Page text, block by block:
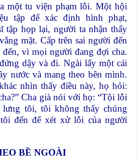
một tu viện phạm lỗi. Một hội
tập để xác định hình phạt,
tập họp lại, người ta nhận thấy
mặt. Cấp trên sai người đến
vì mọi người đang đợi cha.
dậy và đi. Ngài lấy một cái
nước và mang theo bên mình.
nhìn thấy điều này, họ hỏi:
Cha già nói với họ: “Tội lỗi
lưng tôi, tôi không thấy chúng
đến để xét xử lỗi của người
BỀ NGOÀI